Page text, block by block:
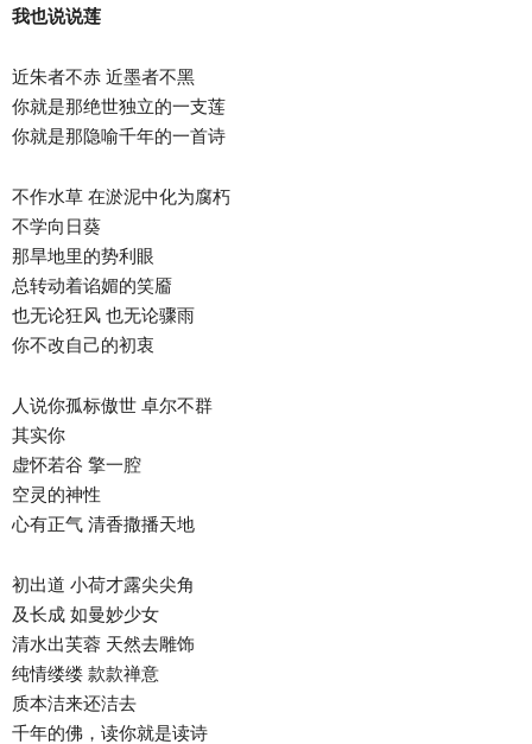
我也说说莲
近朱者不赤 近墨者不黑
你就是那绝世独立的一支莲
你就是那隐喻千年的一首诗
不作水草 在淤泥中化为腐朽
不学向日葵
那旱地里的势利眼
总转动着谄媚的笑靥
也无论狂风 也无论骤雨
你不改自己的初衷
人说你孤标傲世 卓尔不群
其实你
虚怀若谷 擎一腔
空灵的神性
心有正气 清香撒播天地
初出道 小荷才露尖尖角
及长成 如曼妙少女
清水出芙蓉 天然去雕饰
纯情缕缕 款款禅意
质本洁来还洁去
千年的佛，读你就是读诗